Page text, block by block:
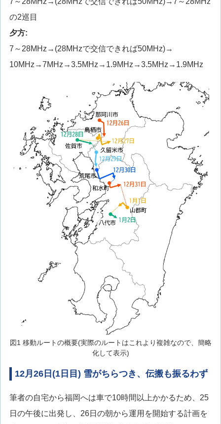
の2巡目
夕方:
7～28MHz→(28MHzで交信できれば50MHz)→
10MHz→7MHz→3.5MHz→1.9MHz→3.5MHz→1.9MHz
図1 移動ルートの概要(実際のルートはこれより複雑なので、簡略
化して表示)
12月26日(1日目) 雪がちらつき、伝搬も振るわず
筆者の自宅から福岡へは車で10時間以上かかるため、25
日の午後に出発し、26日の朝から運用を開始する計画を